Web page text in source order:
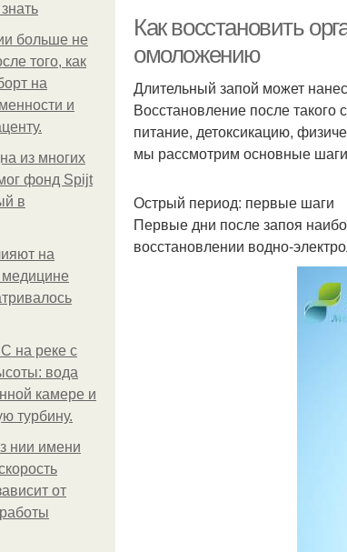
больше не
того, как
на
и
из многих
фонд Spijt
в
на
на реке с
вода
камере и
турбину.
нии имени
от
Как восстановить
омоложению
Длительный запой может
Восстановление после такого
питание, детоксикацию,
мы рассмотрим основные
Острый период: первые шаги
Первые дни после запоя
восстановлении водно-